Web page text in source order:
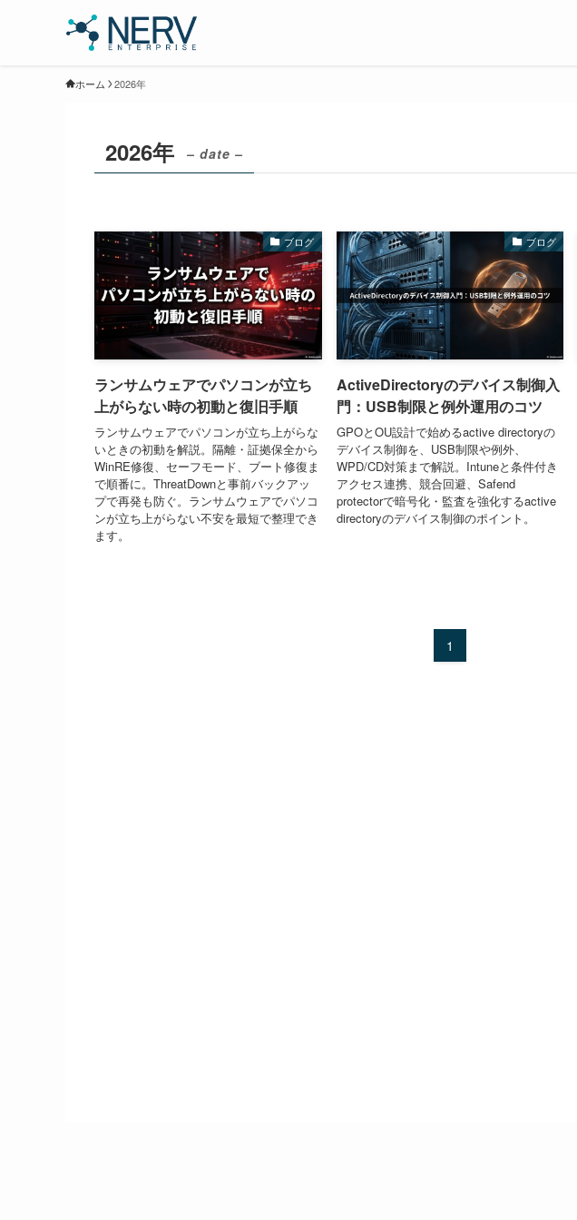
ホーム 2026年
2026年 – date –
ブログ
ランサムウェアでパソコンが立ち
上がらない時の初動と復旧手順
ランサムウェアでパソコンが立ち上がらな
いときの初動を解説。隔離・証拠保全から
WinRE修復、セーフモード、ブート修復ま
で順番に。ThreatDownと事前バックアッ
プで再発も防ぐ。ランサムウェアでパソコ
ンが立ち上がらない不安を最短で整理でき
ます。
ブログ
ActiveDirectoryのデバイス制御入
門：USB制限と例外運用のコツ
GPOとOU設計で始めるactive directoryの
デバイス制御を、USB制限や例外、
WPD/CD対策まで解説。Intuneと条件付き
アクセス連携、競合回避、Safend
protectorで暗号化・監査を強化するactive
directoryのデバイス制御のポイント。
1